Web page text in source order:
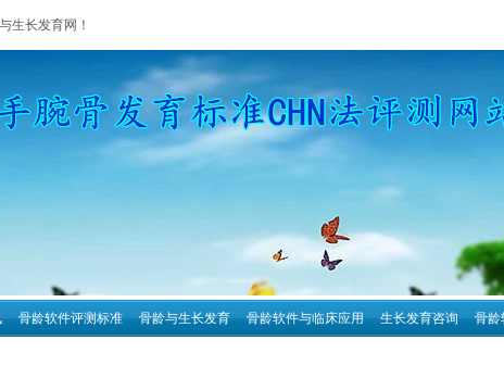
生长发育网！
骨龄软件评测标准 骨龄与生长发育 骨龄软件与临床应用 生长发育咨询 骨龄